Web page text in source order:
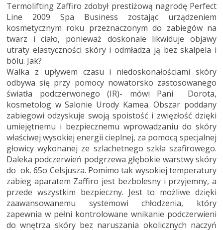
Termolifting Zaffiro zdobył prestiżową nagrodę Perfect
Line 2009 Spa Business zostając urządzeniem
kosmetycznym roku przeznaczonym do zabiegów na
twarz i ciało, ponieważ doskonale likwiduje objawy
utraty elastyczności skóry i odmładza ją bez skalpela i
bólu. Jak?
Walka z upływem czasu i niedoskonałościami skóry
odbywa się przy pomocy nowatorsko zastosowanego
światła podczerwonego (IR)- mówi Pani Dorota,
kosmetolog w Salonie Urody Kamea. Obszar poddany
zabiegowi odzyskuje swoją spoistość i zwięzłość dzięki
umiejętnemu i bezpiecznemu wprowadzaniu do skóry
właściwej wysokiej energii cieplnej, za pomocą specjalnej
głowicy wykonanej ze szlachetnego szkła szafirowego.
Daleka podczerwień podgrzewa głębokie warstwy skóry
do ok. 65o Celsjusza. Pomimo tak wysokiej temperatury
zabieg aparatem Zaffiro jest bezbolesny i przyjemny, a
przede wszystkim bezpieczny. Jest to możliwe dzięki
zaawansowanemu systemowi chłodzenia, który
zapewnia w pełni kontrolowane wnikanie podczerwieni
do wnętrza skóry bez naruszania okolicznych naczyń